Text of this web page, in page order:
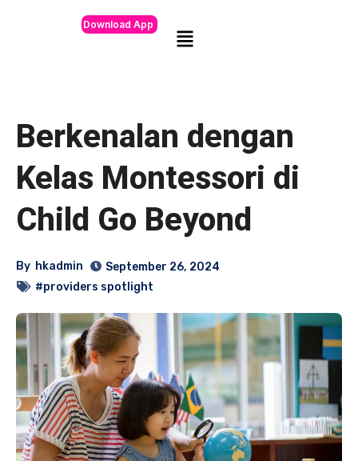
Download App
Berkenalan dengan
Kelas Montessori di
Child Go Beyond
By hkadmin
September 26, 2024
#providers spotlight